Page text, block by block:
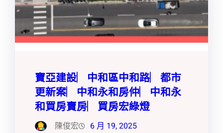
寶亞建設︳中和區中和路︳都市
更新案︳中和永和房仲︳中和永
和買房賣房︳買房宏綠燈
陳俊宏 6 月 19, 2025